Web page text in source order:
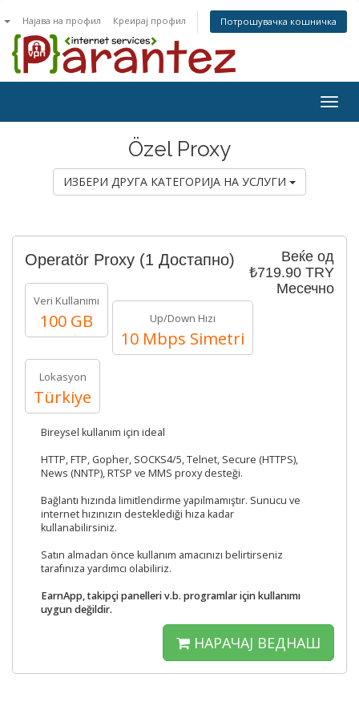
Најава на профил Креирај профил Потрошувачка кошничка
Özel Proxy
ИЗБЕРИ ДРУГА КАТЕГОРИЈА НА УСЛУГИ
Веќе од
₺719.90 TRY
Месечно
Operatör Proxy (1 Достапно)
Veri Kullanımı
100 GB Up/Down Hızı
10 Mbps Simetri
Lokasyon
Türkiye
Bireysel kullanım için ideal
HTTP, FTP, Gopher, SOCKS4/5, Telnet, Secure (HTTPS),
News (NNTP), RTSP ve MMS proxy desteği.
Bağlantı hızında limitlendirme yapılmamıştır. Sunucu ve
internet hızınızın desteklediği hıza kadar
kullanabilirsiniz.
Satın almadan önce kullanım amacınızı belirtirseniz
tarafınıza yardımcı olabiliriz.
EarnApp, takipçi panelleri v.b. programlar için kullanımı
uygun değildir.
НАРАЧАЈ ВЕДНАШ